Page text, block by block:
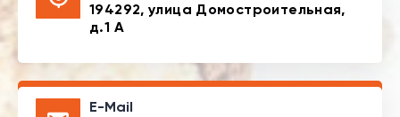
194292, улица Домостроительная,
д.1 А
E-Mail